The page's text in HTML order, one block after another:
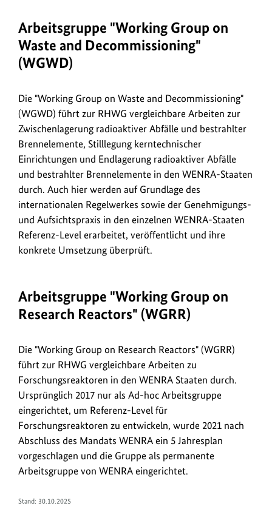
Arbeitsgruppe "Working Group on
Waste and Decommissioning"
(WGWD)
Die "Working Group on Waste and Decommissioning"
(WGWD) führt zur RHWG vergleichbare Arbeiten zur
Zwischenlagerung radioaktiver Abfälle und bestrahlter
Brennelemente, Stilllegung kerntechnischer
Einrichtungen und Endlagerung radioaktiver Abfälle
und bestrahlter Brennelemente in den WENRA-Staaten
durch. Auch hier werden auf Grundlage des
internationalen Regelwerkes sowie der Genehmigungs-
und Aufsichtspraxis in den einzelnen WENRA-Staaten
Referenz-Level erarbeitet, veröffentlicht und ihre
konkrete Umsetzung überprüft.
Arbeitsgruppe "Working Group on
Research Reactors" (WGRR)
Die "Working Group on Research Reactors" (WGRR)
führt zur RHWG vergleichbare Arbeiten zu
Forschungsreaktoren in den WENRA Staaten durch.
Ursprünglich 2017 nur als Ad-hoc Arbeitsgruppe
eingerichtet, um Referenz-Level für
Forschungsreaktoren zu entwickeln, wurde 2021 nach
Abschluss des Mandats WENRA ein 5 Jahresplan
vorgeschlagen und die Gruppe als permanente
Arbeitsgruppe von WENRA eingerichtet.
Stand: 30.10.2025